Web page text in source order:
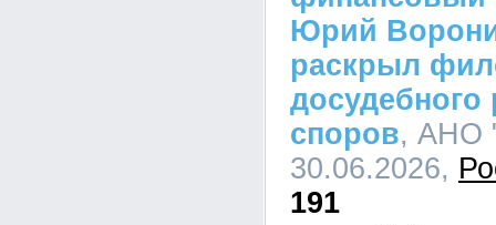
Юрий
раскрыл
досудебного
споров, АНО
30.06.2026,
191